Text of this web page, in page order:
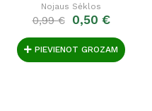
Nojaus Sėklos
0,99 € 0,50 €
PIEVIENOT GROZAM